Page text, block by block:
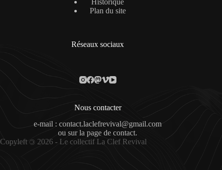
Historique
Plan du site
Réseaux sociaux
Nous contacter
e-mail : contact.laclefrevival@gmail.com
ou sur lapage de contact.
Copyleft © 2026 - Le collectif La Clef Revival